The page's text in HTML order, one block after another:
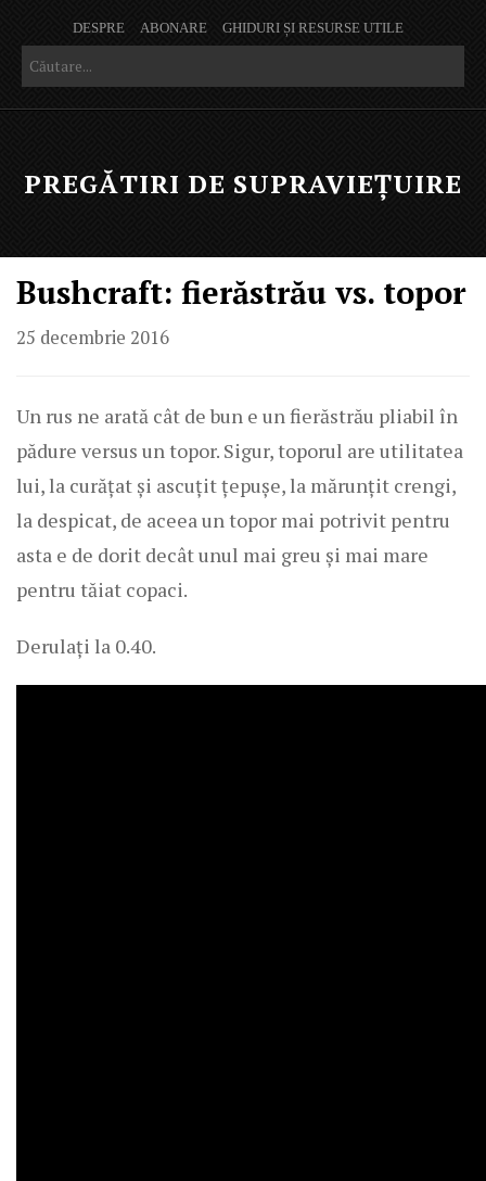
DESPRE ABONARE GHIDURI ȘI RESURSE UTILE
PREGĂTIRI DE SUPRAVIEȚUIRE
Bushcraft: fierăstrău vs. topor
25 decembrie 2016
Un rus ne arată cât de bun e un fierăstrău pliabil în
pădure versus un topor. Sigur, toporul are utilitatea
lui, la curățat și ascuțit țepușe, la mărunțit crengi,
la despicat, de aceea un topor mai potrivit pentru
asta e de dorit decât unul mai greu și mai mare
pentru tăiat copaci.
Derulați la 0.40.